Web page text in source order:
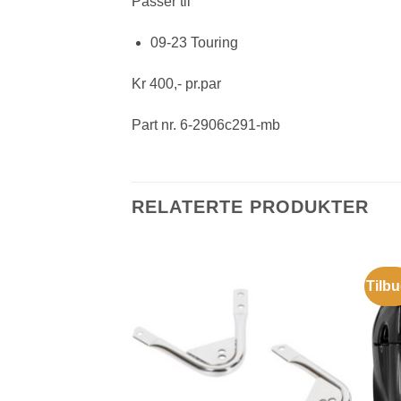
09-23 Touring
Kr 400,- pr.par
Part nr. 6-2906c291-mb
RELATERTE PRODUKTER